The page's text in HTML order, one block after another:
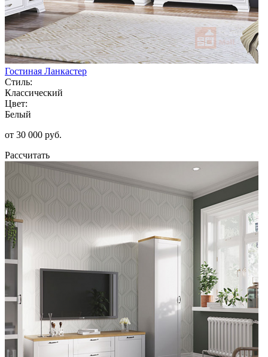
Гостиная Ланкастер
Стиль:
Классический
Цвет:
Белый
от 30 000 руб.
Рассчитать